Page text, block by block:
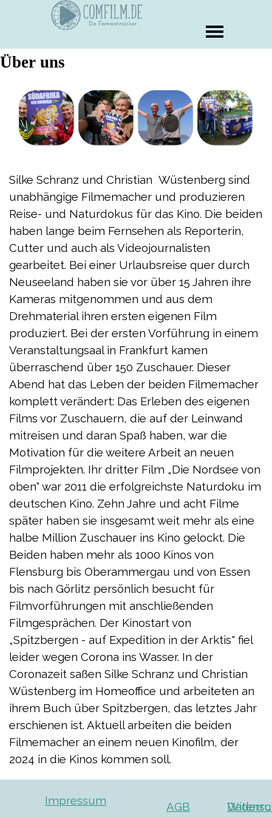
Über uns
Silke Schranz und Christian Wüstenberg sind
unabhängige Filmemacher und produzieren
Reise- und Naturdokus für das Kino. Die beiden
haben lange beim Fernsehen als Reporterin,
Cutter und auch als Videojournalisten
gearbeitet. Bei einer Urlaubsreise quer durch
Neuseeland haben sie vor über 15 Jahren ihre
Kameras mitgenommen und aus dem
Drehmaterial ihren ersten eigenen Film
produziert. Bei der ersten Vorführung in einem
Veranstaltungsaal in Frankfurt kamen
überraschend über 150 Zuschauer. Dieser
Abend hat das Leben der beiden Filmemacher
komplett verändert: Das Erleben des eigenen
Films vor Zuschauern, die auf der Leinwand
mitreisen und daran Spaß haben, war die
Motivation für die weitere Arbeit an neuen
Filmprojekten. Ihr dritter Film „Die Nordsee von
oben“ war 2011 die erfolgreichste Naturdoku im
deutschen Kino. Zehn Jahre und acht Filme
später haben sie insgesamt weit mehr als eine
halbe Million Zuschauer ins Kino gelockt. Die
Beiden haben mehr als 1000 Kinos von
Flensburg bis Oberammergau und von Essen
bis nach Görlitz persönlich besucht für
Filmvorführungen mit anschließenden
Filmgesprächen. Der Kinostart von
„Spitzbergen - auf Expedition in der Arktis" fiel
leider wegen Corona ins Wasser. In der
Coronazeit saßen Silke Schranz und Christian
Wüstenberg im Homeoffice und arbeiteten an
ihrem Buch über Spitzbergen, das letztes Jahr
erschienen ist. Aktuell arbeiten die beiden
Filmemacher an einem neuen Kinofilm, der
2024 in die Kinos kommen soll.
Impressum AGB